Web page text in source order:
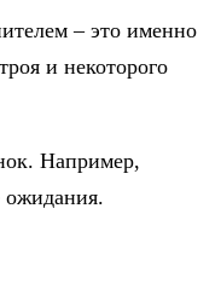
– это именно
и некоторого
Например,
ожидания.